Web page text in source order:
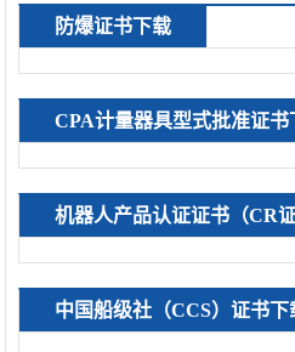
防爆证书下载
CPA计量器具型式批准证书
机器人产品认证证书（CR
中国船级社（CCS）证书下